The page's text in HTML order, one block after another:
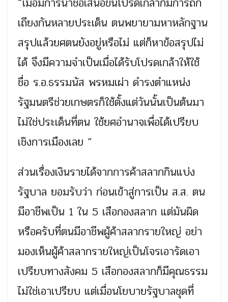
เถียงกันหลายประเด็น ตนพยายามหาหลักฐาน
สรุปแล้วยศตนยังอยู่หรือไม่ แต่ก็หาข้อสรุปไม่
ได้ จึงมีความจำเป็นเมื่อได้รับโปรดเกล้าให้ใช้
ชื่อ ร.อ.ธรรมนัส พรหมเผ่า ดำรงตำแหน่ง
รัฐมนตรีช่วยเกษตรก็ใช้ตั้งแต่วันนั้นเป็นต้นมา
ไม่ใช่ประเด็นที่ตน ใช้ยศอำนาจเพื่อได้เปรียบ
เชิงการเมืองเลย “
ส่วนเรื่องเงินรายได้จากการค้าสลากกินแบ่ง
รัฐบาล ยอมรับว่า ก่อนเข้าสู่การเป็น ส.ส. ตน
มีอาชีพเป็น 1 ใน 5 เสือกองสลาก แต่มันผิด
หรือครับที่ตนมีอาชีพผู้ค้าสลากรายใหญ่ อย่า
มองเห็นผู้ค้าสลากรายใหญ่เป็นโจรเอารัดเอา
เปรียบทางสังคม 5 เสือกองสลากก็มีคุณธรรม
ไม่ใช่เอาเปรียบ แต่เมื่อนโยบายรัฐบาลชุดที่